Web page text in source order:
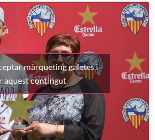
màrqueting galetes i
aquest contingut